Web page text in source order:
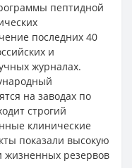
пептидной
последних 40
и
журналах.
на заводах по
строгий
клинические
показали высокую
жизненных резервов